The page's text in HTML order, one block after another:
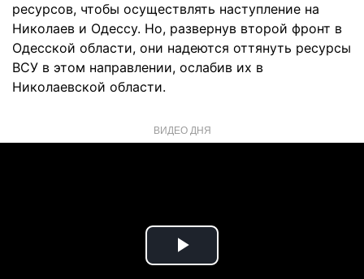
ресурсов, чтобы осуществлять наступление на
Николаев и Одессу. Но, развернув второй фронт в
Одесской области, они надеются оттянуть ресурсы
ВСУ в этом направлении, ослабив их в
Николаевской области.
ВИДЕО ДНЯ
Play